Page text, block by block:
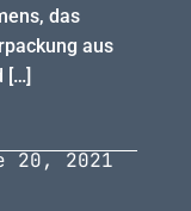
das
aus
[…]
20, 2021